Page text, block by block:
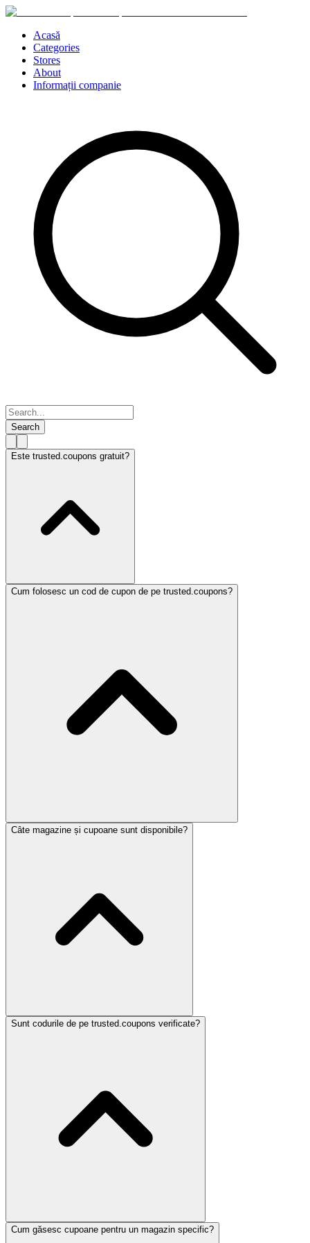
Acasă
Categories
Stores
About
Informații companie
Search
Este trusted.coupons gratuit?
Cum folosesc un cod de cupon de pe trusted.coupons?
Câte magazine și cupoane sunt disponibile?
Sunt codurile de pe trusted.coupons verificate?
Cum găsesc cupoane pentru un magazin specific?